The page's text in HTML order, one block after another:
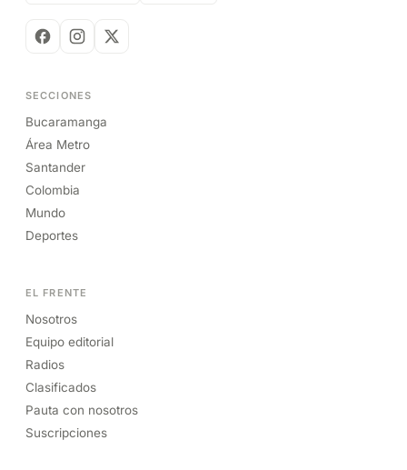
SECCIONES
Bucaramanga
Área Metro
Santander
Colombia
Mundo
Deportes
EL FRENTE
Nosotros
Equipo editorial
Radios
Clasificados
Pauta con nosotros
Suscripciones